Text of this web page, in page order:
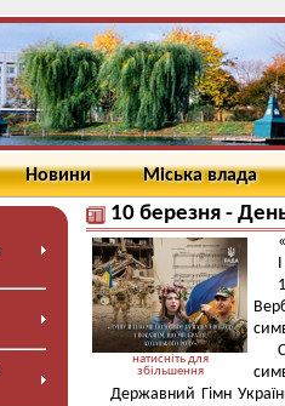
Новини Міська влада
10 березня -
натисніть для
збільшення
Державний Гімн